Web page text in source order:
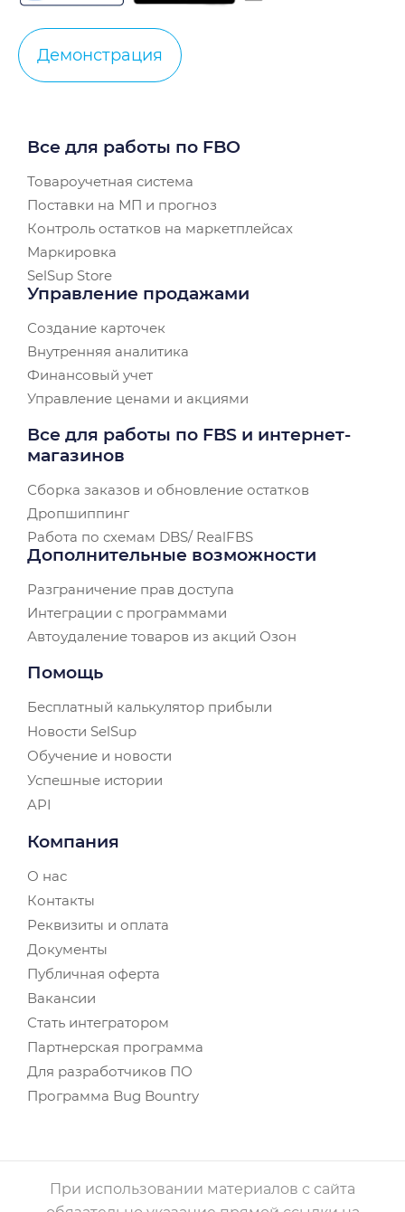
Демонстрация
Все для работы по FBO
Товароучетная система
Поставки на МП и прогноз
Контроль остатков на маркетплейсах
Маркировка
SelSup Store
Управление продажами
Создание карточек
Внутренняя аналитика
Финансовый учет
Управление ценами и акциями
Все для работы по FBS и интернет-
магазинов
Сборка заказов и обновление остатков
Дропшиппинг
Работа по схемам DBS/ RealFBS
Дополнительные возможности
Разграничение прав доступа
Интеграции с программами
Автоудаление товаров из акций Озон
Помощь
Бесплатный калькулятор прибыли
Новости SelSup
Обучение и новости
Успешные истории
API
Компания
О нас
Контакты
Реквизиты и оплата
Документы
Публичная оферта
Вакансии
Стать интегратором
Партнерская программа
Для разработчиков ПО
Программа Bug Bountry
При использовании материалов с сайта